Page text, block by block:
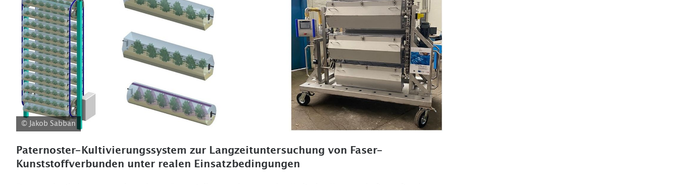
© Jakob Sabban
Paternoster-Kultivierungssystem zur Langzeituntersuchung von Faser-
Kunststoffverbunden unter realen Einsatzbedingungen